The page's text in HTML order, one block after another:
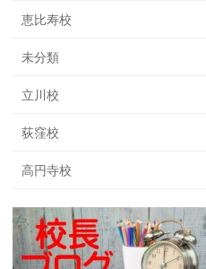
恵比寿校
未分類
立川校
荻窪校
高円寺校